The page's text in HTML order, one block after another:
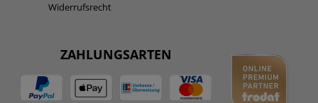
Widerrufsrecht
ZAHLUNGSARTEN